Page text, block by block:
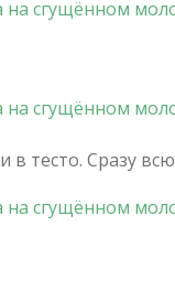
тесто. Сразу